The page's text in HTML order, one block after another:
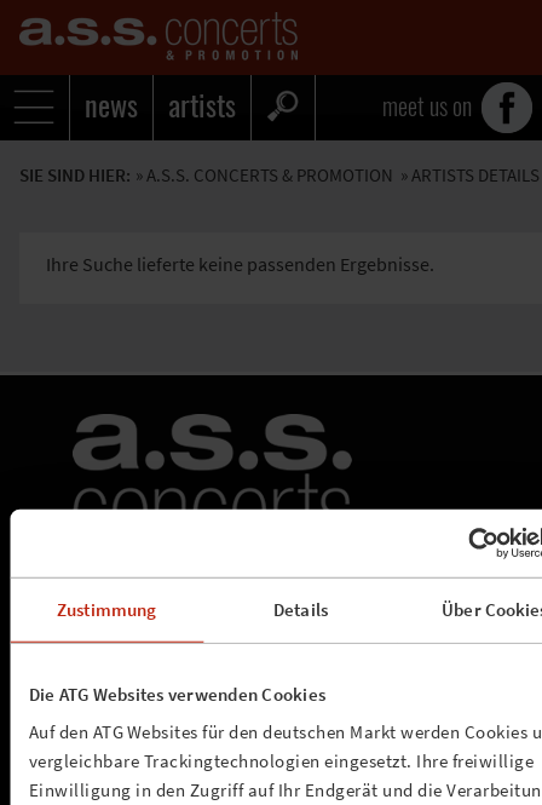
Zustimmung Details Über
Die ATG Websites verwenden Cookies
Auf den ATG Websites für den deutschen Markt werden Cookies
vergleichbare Trackingtechnologien eingesetzt. Ihre freiwillige
Einwilligung in den Zugriff auf Ihr Endgerät und die
news artists meet us on
SIE SIND HIER: »A.S.S. CONCERTS & PROMOTION » ARTISTS DETAILS
Ihre Suche lieferte keine passenden Ergebnisse.
Kleine Seilerstrasse 1
D - 20359 Hamburg
info@assconcerts.com
»anfahrt